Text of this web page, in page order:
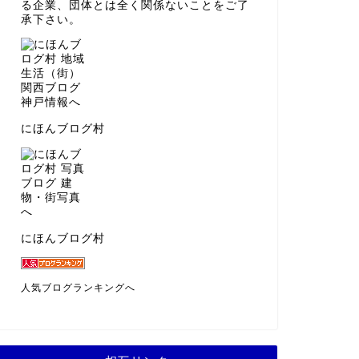
る企業、団体とは全く関係ないことをご了
承下さい。
にほんブログ村
にほんブログ村
人気ブログランキングへ